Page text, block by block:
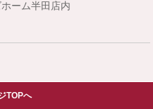
ーム半田店内
TOPへ